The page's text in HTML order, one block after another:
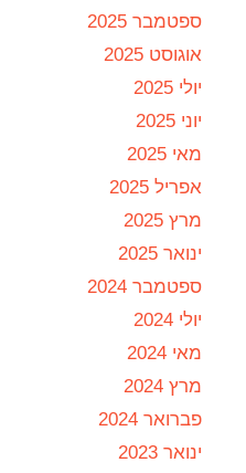
ספטמבר 2025
אוגוסט 2025
יולי 2025
יוני 2025
מאי 2025
אפריל 2025
מרץ 2025
ינואר 2025
ספטמבר 2024
יולי 2024
מאי 2024
מרץ 2024
פברואר 2024
ינואר 2023